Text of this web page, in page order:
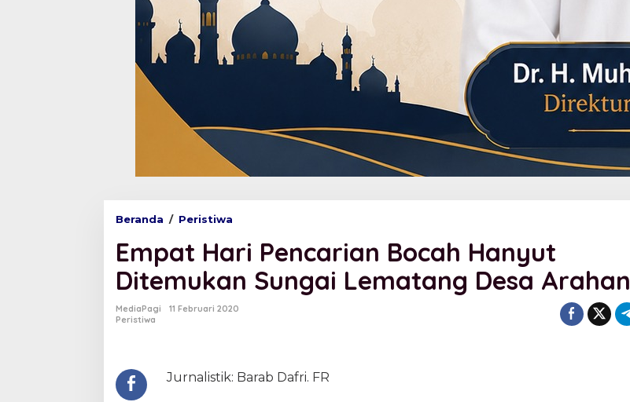
Beranda / Peristiwa
p
a
t
H
a
n
Empat Hari Pencarian Bocah Hanyut
Ditemukan Sungai Lematang Desa Arahan
MediaPagi
11 Februari 2020
Peristiwa
Jurnalistik: Barab Dafri. FR